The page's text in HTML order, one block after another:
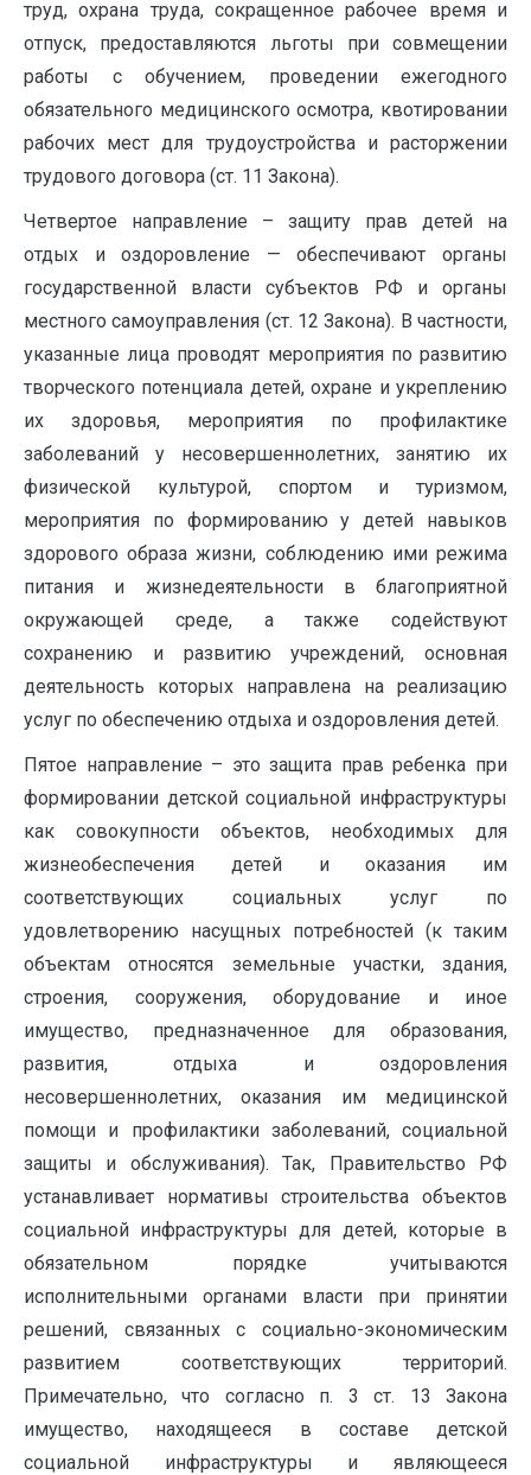
труд, охрана труда, сокращенное рабочее время и
отпуск, предоставляются льготы при совмещении
работы с обучением, проведении ежегодного
обязательного медицинского осмотра, квотировании
рабочих мест для трудоустройства и расторжении
трудового договора (ст. 11 Закона).
Четвертое направление – защиту прав детей на
отдых и оздоровление — обеспечивают органы
государственной власти субъектов РФ и органы
местного самоуправления (ст. 12 Закона). В частности,
указанные лица проводят мероприятия по развитию
творческого потенциала детей, охране и укреплению
их здоровья, мероприятия по профилактике
заболеваний у несовершеннолетних, занятию их
физической культурой, спортом и туризмом,
мероприятия по формированию у детей навыков
здорового образа жизни, соблюдению ими режима
питания и жизнедеятельности в благоприятной
окружающей среде, а также содействуют
сохранению и развитию учреждений, основная
деятельность которых направлена на реализацию
услуг по обеспечению отдыха и оздоровления детей.
Пятое направление – это защита прав ребенка при
формировании детской социальной инфраструктуры
как совокупности объектов, необходимых для
жизнеобеспечения детей и оказания им
соответствующих социальных услуг по
удовлетворению насущных потребностей (к таким
объектам относятся земельные участки, здания,
строения, сооружения, оборудование и иное
имущество, предназначенное для образования,
развития, отдыха и оздоровления
несовершеннолетних, оказания им медицинской
помощи и профилактики заболеваний, социальной
защиты и обслуживания). Так, Правительство РФ
устанавливает нормативы строительства объектов
социальной инфраструктуры для детей, которые в
обязательном порядке учитываются
исполнительными органами власти при принятии
решений, связанных с социально-экономическим
развитием соответствующих территорий.
Примечательно, что согласно п. 3 ст. 13 Закона
имущество, находящееся в составе детской
социальной инфраструктуры и являющееся